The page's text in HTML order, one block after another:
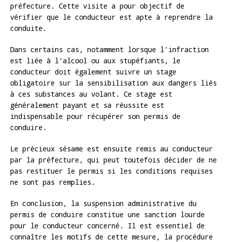
préfecture. Cette visite a pour objectif de
vérifier que le conducteur est apte à reprendre la
conduite.
Dans certains cas, notamment lorsque l’infraction
est liée à l’alcool ou aux stupéfiants, le
conducteur doit également suivre un stage
obligatoire sur la sensibilisation aux dangers liés
à ces substances au volant. Ce stage est
généralement payant et sa réussite est
indispensable pour récupérer son permis de
conduire.
Le précieux sésame est ensuite remis au conducteur
par la préfecture, qui peut toutefois décider de ne
pas restituer le permis si les conditions requises
ne sont pas remplies.
En conclusion, la suspension administrative du
permis de conduire constitue une sanction lourde
pour le conducteur concerné. Il est essentiel de
connaître les motifs de cette mesure, la procédure